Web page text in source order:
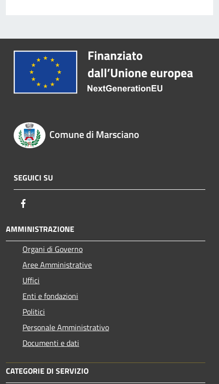
Comune di Marsciano
SEGUICI SU
AMMINISTRAZIONE
Organi di Governo
Aree Amministrative
Uffici
Enti e fondazioni
Politici
Personale Amministrativo
Documenti e dati
CATEGORIE DI SERVIZIO